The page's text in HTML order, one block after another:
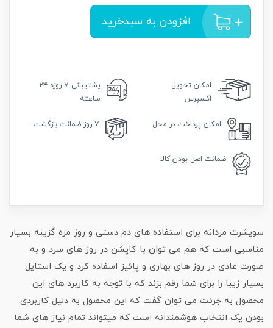
افزودن به سبدخرید
امکان تحویل
اکسپرس
پشتیبانی
۷ روزه ۲۴
ساعته
امکان پرداخت در محل ۷ روز ضمانت بازگشت
ضمانت اصل بودن کالا
سویشرت مردانه برای استفاده های دم دستی و روز مره گزینه بسیار
مناسبی است که هم می توان با کاپشن در روز های سرد و به
صورت عادی در روز های بهاری و پائیز اسفاده کرد و یک استایل
بسیار زیبا را برای شما رقم بزند که با توجه به کاربرد های این
محصول به جرئت می توان گفت که این محصول به دلیل کاربردی
بودن یک انتخاب هوشمندانه است که میتواند تمام نیاز های شما